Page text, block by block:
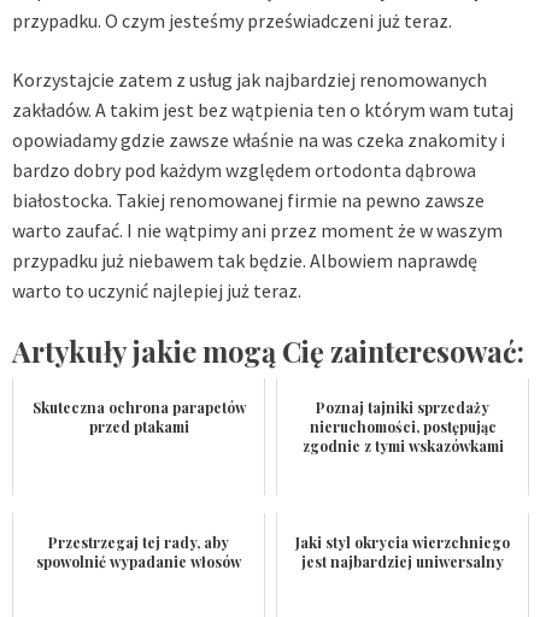
przypadku. O czym jesteśmy przeświadczeni już teraz.
Korzystajcie zatem z usług jak najbardziej renomowanych
zakładów. A takim jest bez wątpienia ten o którym wam tutaj
opowiadamy gdzie zawsze właśnie na was czeka znakomity i
bardzo dobry pod każdym względem ortodonta dąbrowa
białostocka. Takiej renomowanej firmie na pewno zawsze
warto zaufać. I nie wątpimy ani przez moment że w waszym
przypadku już niebawem tak będzie. Albowiem naprawdę
warto to uczynić najlepiej już teraz.
Artykuły jakie mogą Cię zainteresować:
Skuteczna ochrona parapetów
przed ptakami
Poznaj tajniki sprzedaży
nieruchomości, postępując
zgodnie z tymi wskazówkami
Przestrzegaj tej rady, aby
spowolnić wypadanie włosów
Jaki styl okrycia wierzchniego
jest najbardziej uniwersalny